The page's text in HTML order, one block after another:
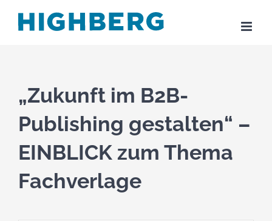
Inhalt
„Zukunft im B2B-
Publishing gestalten“ –
EINBLICK zum Thema
Fachverlage